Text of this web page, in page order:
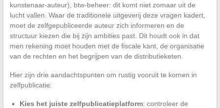
kunstenaar-auteur), btw-beheer: dit komt niet zomaar uit de
lucht vallen. Waar de traditionele uitgeverij deze vragen kadert,
moet de zelfgepubliceerde auteur zich informeren en de
structuur kiezen die bij zijn ambities past. Dit houdt ook in dat
men rekening moet houden met de fiscale kant, de organisatie
van de rechten en het begrijpen van de distributieketen.
Hier zijn drie aandachtspunten om rustig vooruit te komen in
zelfpublicatie:
Kies het juiste zelfpublicatieplatform: controleer de